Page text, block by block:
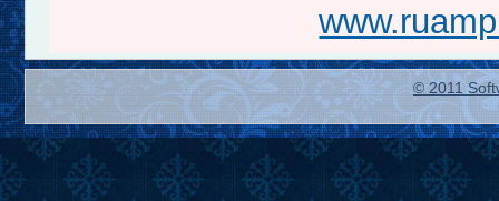
© 2011